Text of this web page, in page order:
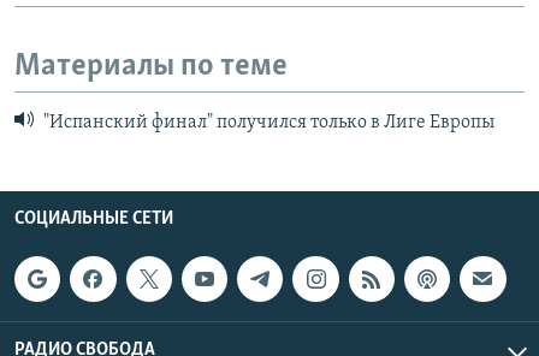
Материалы по теме
"Испанский финал" получился только в Лиге Европы
СОЦИАЛЬНЫЕ СЕТИ
РАДИО СВОБОДА